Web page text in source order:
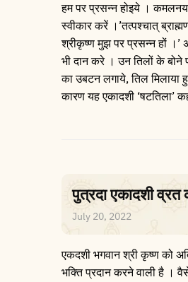
हम पर प्रसन्न होइये ।
स्वीकार करें ।’तत्पश्चात्
श्रीकृष्ण मुझ पर प्रसन्न हों ।’
भी दान करे । उन तिलों के बोने
का उबटन लगाये, तिल
कारण यह एकादशी ‘षटतिला’
पुत्रदा एकादशी व्रत
July 20, 2022
एकदशी भगवान श्री कृष्ण को
भक्ति प्रदान करने वाली है ।